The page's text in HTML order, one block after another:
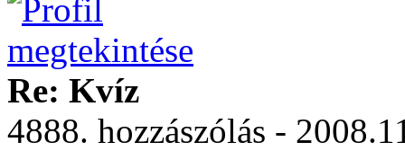
Re: Kvíz
4888. hozzászólás -